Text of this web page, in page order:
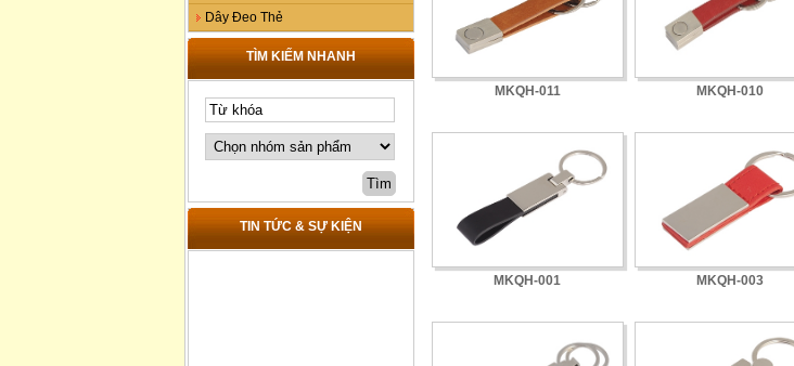
Dây Đeo Thẻ
TÌM KIẾM NHANH
TIN TỨC & SỰ KIỆN
MKQH-011 MKQH-010
MKQH-001 MKQH-003